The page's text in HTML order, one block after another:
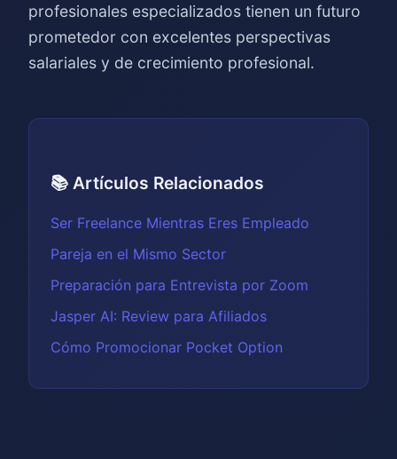
profesionales especializados tienen un futuro
prometedor con excelentes perspectivas
salariales y de crecimiento profesional.
📚 Artículos Relacionados
Ser Freelance Mientras Eres Empleado
Pareja en el Mismo Sector
Preparación para Entrevista por Zoom
Jasper AI: Review para Afiliados
Cómo Promocionar Pocket Option